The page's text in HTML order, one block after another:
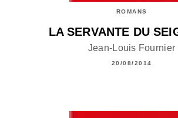
ROMANS
LA SERVANTE DU
Jean-Louis Fournier
20/08/2014